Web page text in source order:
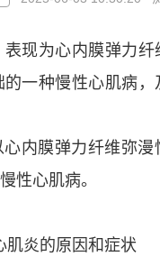
现为心内膜弹力
一种慢性心肌病
内膜弹力纤维弥
性心肌病。